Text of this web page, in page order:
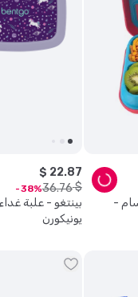
غداء بوب 3 أقسام -
بينتغو - علبة
يونيكورن
$ 22.87
$
36.76
38